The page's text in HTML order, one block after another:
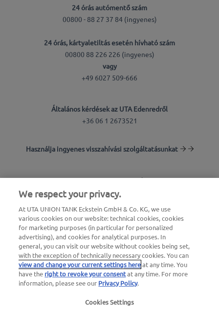
24 órás autómentő szám
00800 - 88 27 37 84 (ingyenes)
24 órás, kártyaletiltás esetén hívható szám
00800 88 226 226 (ingyenes)
vagy
+49 6027 509-666
Általános kérdések az UTA Edenredről
+36 06 1 2673521
Használja ingyenes visszahívási szolgáltatásunkat
Töltőállomás-kereső
Az UTA Edenredről
szerződési feltételek|Felhasználói feltételek
We respect your privacy.
At UTA UNION TANK Eckstein GmbH & Co. KG, we use
various cookies on our website: technical cookies, cookies
for marketing purposes (in particular for personalized
advertising), and cookies for analytical purposes. In
general, you can visit our website without cookies being set,
with the exception of technically necessary cookies. You can
view and change your current settings hereat any time. You
have the right to revoke your consentat any time. For more
information, please see our Privacy Policy.
Cookies Settings